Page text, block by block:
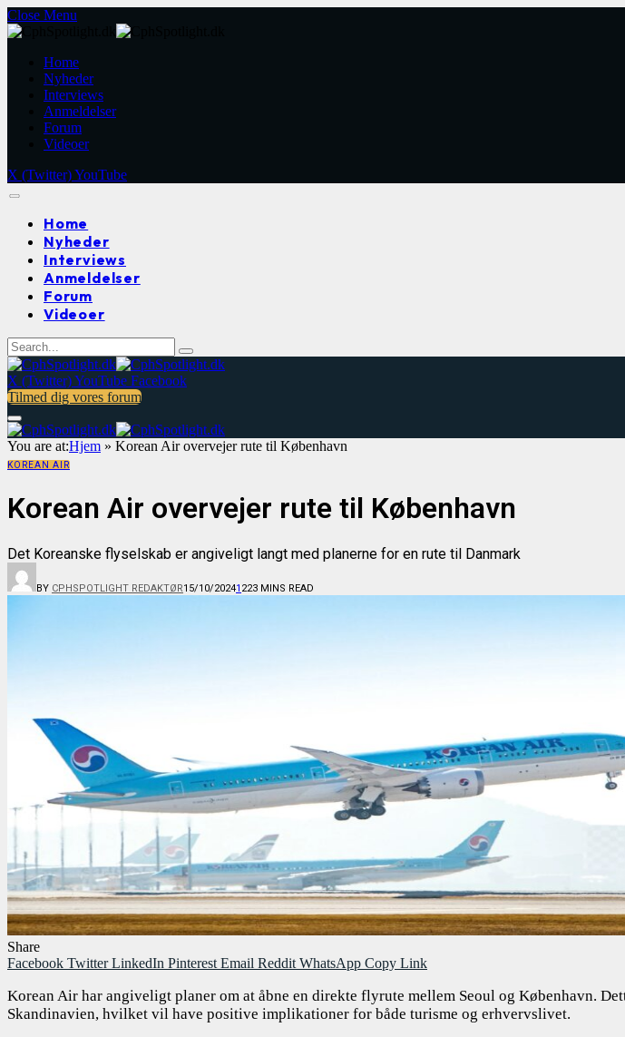
Close Menu
Home
Nyheder
Interviews
Anmeldelser
Forum
Videoer
X (Twitter)YouTube
Home
Nyheder
Interviews
Anmeldelser
Forum
Videoer
X (Twitter)YouTube Facebook
Tilmed dig vores forum
You are at:Hjem » Korean Air overvejer rute til København
KOREAN AIR
Korean Air overvejer rute til København
Det Koreanske flyselskab er angiveligt langt med planerne for en rute til Danmark
BY CPHSPOTLIGHT REDAKTØR15/10/20241 223 MINS READ
Share
Facebook Twitter LinkedIn Pinterest Email Reddit WhatsApp Copy Link
Korean Air har angiveligt planer om at åbne en direkte flyrute mellem Seoul og København.
Skandinavien, hvilket vil have positive implikationer for både turisme og erhvervslivet.